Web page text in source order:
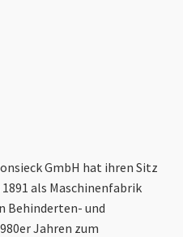
GmbH hat ihren Sitz
als Maschinenfabrik
Behinderten- und
Jahren zum